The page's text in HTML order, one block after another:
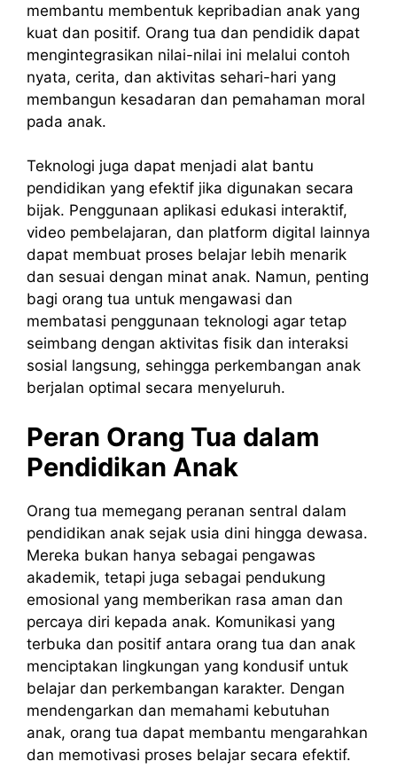
membantu membentuk kepribadian anak yang
kuat dan positif. Orang tua dan pendidik dapat
mengintegrasikan nilai-nilai ini melalui contoh
nyata, cerita, dan aktivitas sehari-hari yang
membangun kesadaran dan pemahaman moral
pada anak.
Teknologi juga dapat menjadi alat bantu
pendidikan yang efektif jika digunakan secara
bijak. Penggunaan aplikasi edukasi interaktif,
video pembelajaran, dan platform digital lainnya
dapat membuat proses belajar lebih menarik
dan sesuai dengan minat anak. Namun, penting
bagi orang tua untuk mengawasi dan
membatasi penggunaan teknologi agar tetap
seimbang dengan aktivitas fisik dan interaksi
sosial langsung, sehingga perkembangan anak
berjalan optimal secara menyeluruh.
Peran Orang Tua dalam
Pendidikan Anak
Orang tua memegang peranan sentral dalam
pendidikan anak sejak usia dini hingga dewasa.
Mereka bukan hanya sebagai pengawas
akademik, tetapi juga sebagai pendukung
emosional yang memberikan rasa aman dan
percaya diri kepada anak. Komunikasi yang
terbuka dan positif antara orang tua dan anak
menciptakan lingkungan yang kondusif untuk
belajar dan perkembangan karakter. Dengan
mendengarkan dan memahami kebutuhan
anak, orang tua dapat membantu mengarahkan
dan memotivasi proses belajar secara efektif.